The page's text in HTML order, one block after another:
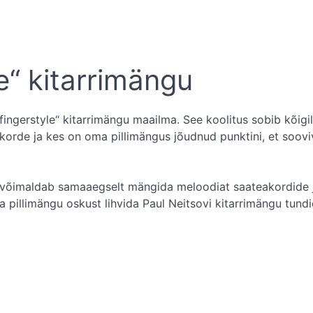
kitarrimängu
kitarrimängu maailma. See koolitus sobib
ja kes on oma pillimängus jõudnud punktini, et
samaaegselt mängida meloodiat
pillimängu oskust lihvida Paul Neitsovi kitarrimängu